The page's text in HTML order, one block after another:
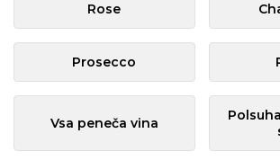
Rose
Prosecco
Vsa peneča vina